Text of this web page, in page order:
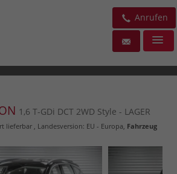
Anrufen
1,6 T-GDi DCT 2WD Style - LAGER
lieferbar , Landesversion: EU - Europa, Fahrzeug